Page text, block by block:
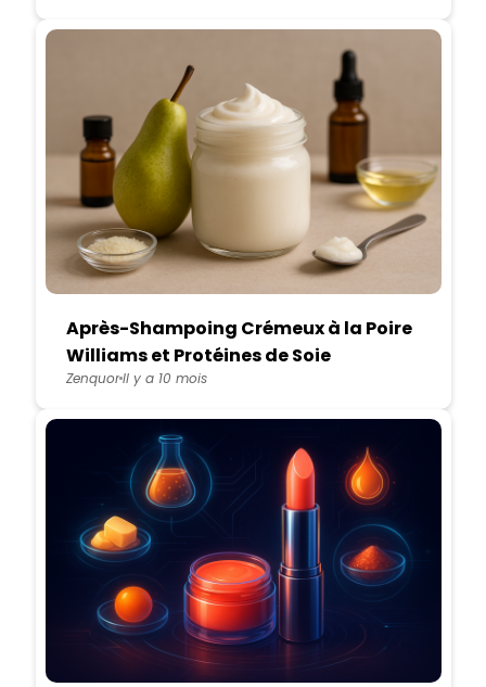
Après-Shampoing Crémeux à la Poire
Williams et Protéines de Soie
ZenquorIl y a 10 mois